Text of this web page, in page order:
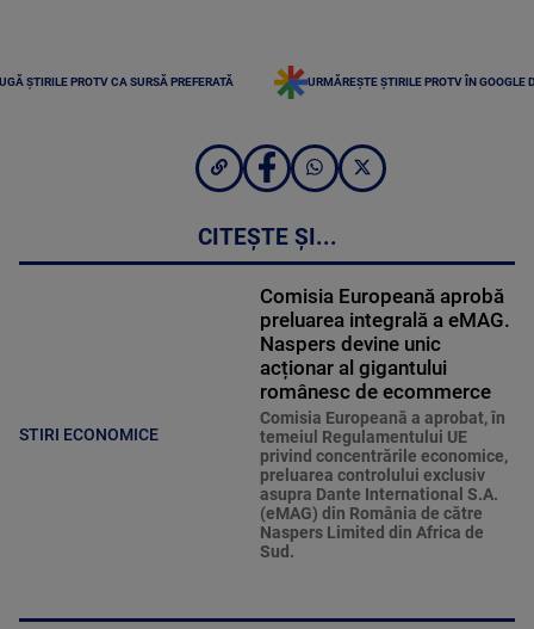
ȘTIRILE PROTV CA SURSĂ PREFERATĂ URMĂREȘTE ȘTIRILE PROTV ÎN GOOGLE
CITEȘTE ȘI...
STIRI ECONOMICE
Comisia Europeană aprobă
preluarea integrală a eMAG.
Naspers devine unic
acționar al gigantului
românesc de ecommerce
Comisia Europeană a aprobat, în
temeiul Regulamentului UE
privind concentrările economice,
preluarea controlului exclusiv
asupra Dante International S.A.
(eMAG) din România de către
Naspers Limited din Africa de
Sud.